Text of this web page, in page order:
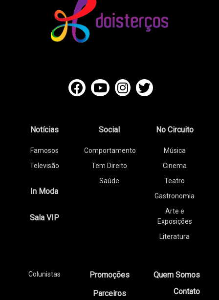
Notícias
Famosos
Televisão
In Moda
Sala VIP
Social
Comportamento
Tem Direito
Saúde
No Circuito
Música
Cinema
Teatro
Gastronomia
Arte e
Exposições
Literatura
Colunistas
Promoções
Parceiros
Quem Somos
Contato